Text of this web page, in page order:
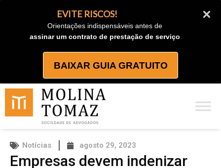
EVITE RISCOS!
Orientações indispensáveis antes de
assinar um contrato de prestação de serviço
BAIXAR GUIA GRATUITO
Notícias agosto 29, 2023
Empresas devem indenizar